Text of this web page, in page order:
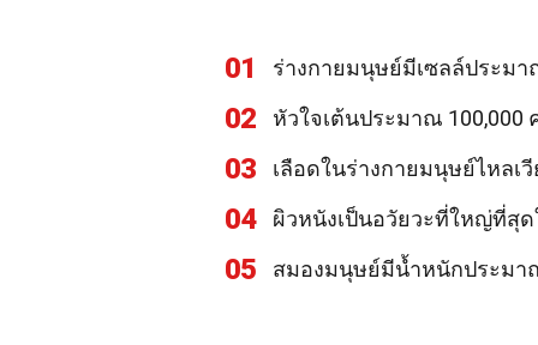
01 ร่างกายมนุษย์มีเซลล์ประมา
02 หัวใจเต้นประมาณ 100,000
03 เลือดในร่างกายมนุษย์ไหลเ
04 ผิวหนังเป็นอวัยวะที่ใหญ่ที่สุด
05 สมองมนุษย์มีน้ำหนักประมา